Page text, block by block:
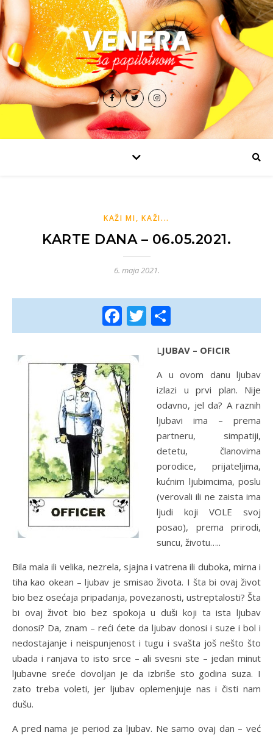
KAŽI MI, KAŽI...
KARTE DANA – 06.05.2021.
6. maja 2021.
Facebook
Twitter
LJUBAV – OFICIR
A u ovom danu ljubav
izlazi u prvi plan. Nije
odavno, jel da? A raznih
ljubavi ima – prema
partneru, simpatiji,
detetu, članovima
porodice, prijateljima,
kućnim ljubimcima, poslu
(verovali ili ne zaista ima
ljudi koji VOLE svoj
posao), prema prirodi,
suncu, životu…..
Bila mala ili velika, nezrela, sjajna i vatrena ili duboka, mirna i
tiha kao okean – ljubav je smisao života. I šta bi ovaj život
bio bez osećaja pripadanja, povezanosti, ustreptalosti? Šta
bi ovaj život bio bez spokoja u duši koji ta ista ljubav
donosi? Da, znam – reći ćete da ljubav donosi i suze i bol i
nedostajanje i neispunjenost i tugu i svašta još nešto što
ubada i ranjava to isto srce – ali svesni ste – jedan minut
ljubavne sreće dovoljan je da izbriše sto godina suza. I
zato treba voleti, jer ljubav oplemenjuje nas i čisti nam
dušu.
A pred nama je period za ljubav. Ne samo ovaj dan – već